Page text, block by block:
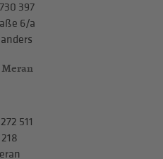
397
6/a
511